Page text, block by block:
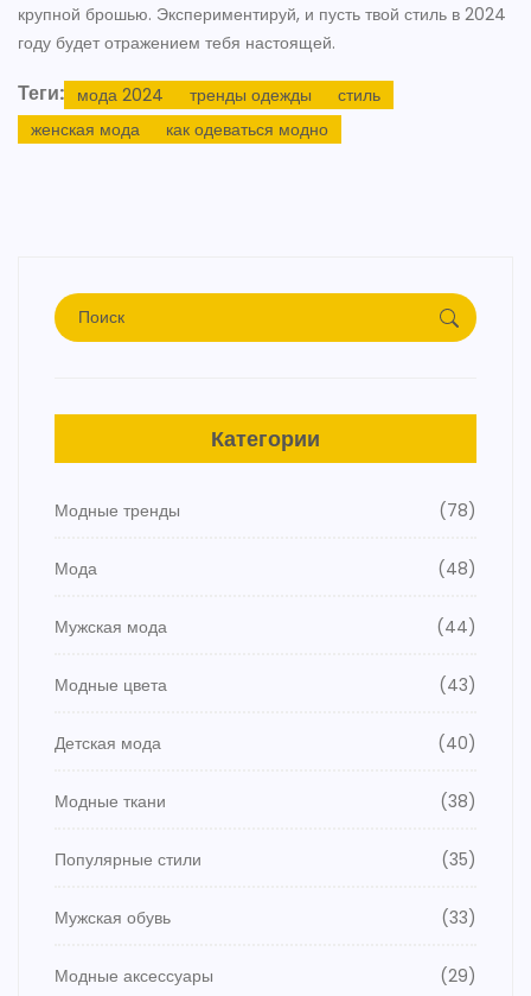
крупной брошью. Экспериментируй, и пусть твой стиль в 2024
году будет отражением тебя настоящей.
Теги: мода 2024 тренды одежды
стиль
женская мода
как одеваться модно
Категории
Модные тренды (78)
Мода (48)
Мужская мода (44)
Модные цвета (43)
Детская мода (40)
Модные ткани (38)
Популярные стили (35)
Мужская обувь (33)
Модные аксессуары (29)